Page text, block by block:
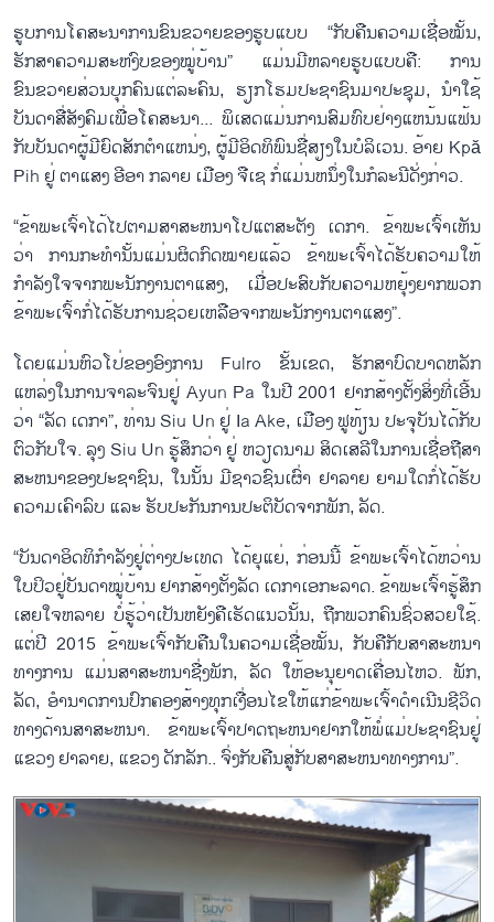
ຮູບການໂຄສະນາການຂົນຂວາຍຂອງຮູບແບບ “ກັບຄືນຄວາມເຊື່ອໝັ້ນ,
ຮັກສາຄວາມສະຫງົບຂອງໝູ່ບ້ານ” ແມ່ນມີຫລາຍຮູບແບບຄື: ການ
ຂົນຂວາຍສ່ວນບຸກຄົນແຕ່ລະຄົນ, ຮຽກໂຮມປະຊາຊົນມາປະຊຸມ, ນຳໃຊ້
ບັນດາສື່ສັງຄົມເພື່ອໂຄສະນາ... ພິເສດແມ່ນການສົມທົບຢ່າງແຫນ້ນແຟ້ນ
ກັບບັນດາຜູ້ມີຍົດສັກຕຳແຫນ່ງ, ຜູ້ມີອິດທິພົນຊື່ສຽງໃນບໍລິເວນ. ອ້າຍ Kpă
Pih ຢູ່ ຕາແສງ ອີອາ ກລາຍ ເມືອງ ຈືເຊ ກໍ່ແມ່ນຫນຶ່ງໃນກໍລະນີດ່ັງກ່າວ.
“ຂ້າພະເຈົ້າໄດ້ໄປຕາມສາສະຫນາໂປແຕສະຕັງ ເດກາ. ຂ້າພະເຈົ້າເຫັນ
ວ່າ ການກະທຳນັ້ນແມ່ນຜິດກົດໝາຍແລ້ວ ຂ້າພະເຈົ້າໄດ້ຮັບຄວາມໃຫ້
ກຳລັງໃຈຈາກພະນັກງານຕາແສງ, ເມື່ອປະສົບກັບຄວາມຫຍຸ້ງຍາກພວກ
ຂ້າພະເຈົ້າກໍ່ໄດ້ຮັບການຊ່ວຍເຫລືອຈາກພະນັກງານຕາແສງ”.
ໂດຍແມ່ນຫົວໂປ່ຂອງອົງການ Fulro ຂັ້ນເຂດ, ຮັກສາບົດບາດຫລັກ
ແຫລ່ງໃນການຈາລະຈົນຢູ່ Ayun Pa ໃນປີ 2001 ຢາກສ້າງຕັ້ງສິ່ງທີ່ເອີ້ນ
ວ່າ “ລັດ ເດກາ”, ທ່ານ Siu Un ຢູ່ Ia Ake, ເມືອງ ຟູທ້ຽນ ປະຈຸບັນໄດ້ກັບ
ຕົວກັບໃຈ. ລຸງ Siu Un ຮູ້ສຶກວ່າ ຢູ່ ຫວຽດນາມ ສິດເສລີໃນການເຊື່ອຖືສາ
ສະຫນາຂອງປະຊາຊົນ, ໃນນັ້ນ ມີຊາວຊົນເຜົ່າ ຢາລາຍ ຍາມໃດກໍ່ໄດ້ຮັບ
ຄວາມເຄົາລົບ ແລະ ຮັບປະກັນການປະຕິບັດຈາກພັກ, ລັດ.
“ບັນດາອິດທິກຳລັງຢູ່ຕ່າງປະເທດ ໄດ້ຍຸແຍ່, ກ່ອນນີ້ ຂ້າພະເຈົ້າໄດ້ຫວ່ານ
ໃບປິວຢູ່ບັນດາໝູ່ບ້ານ ຢາກສ້າງຕັ້ງລັດ ເດກາເອກະລາດ. ຂ້າພະເຈົ້າຮູ້ສຶກ
ເສຍໃຈຫລາຍ ບໍ່ຮູ້ວ່າເປັນຫຍັງຄືເຮັດແນວນັ້ນ, ຖືກພວກຄົນຊົ່ວສວຍໃຊ້.
ແຕ່ປີ 2015 ຂ້າພະເຈົ້າກັບຄືນໃນຄວາມເຊື່ອໝັ້ນ, ກັບຄືກັບສາສະຫນາ
ທາງການ ແມ່ນສາສະຫນາຊື່ງພັກ, ລັດ ໃຫ້ອະນຸຍາດເຄື່ອນໄຫວ. ພັກ,
ລັດ, ອຳນາດການປົກຄອງສ້າງທຸກເງື່ອນໄຂໃຫ້ແກ່ຂ້າພະເຈົ້າດຳເນີນຊີວິດ
ທາງດ້ານສາສະຫນາ. ຂ້າພະເຈົ້າປາດຖະຫນາຢາກໃຫ້ພໍ່ແມ່ປະຊາຊົນຢູ່
ແຂວງ ຢາລາຍ, ແຂວງ ດັກລັກ.. ຈົ່ງກັບຄືນສູ່ກັບສາສະຫນາທາງການ”.